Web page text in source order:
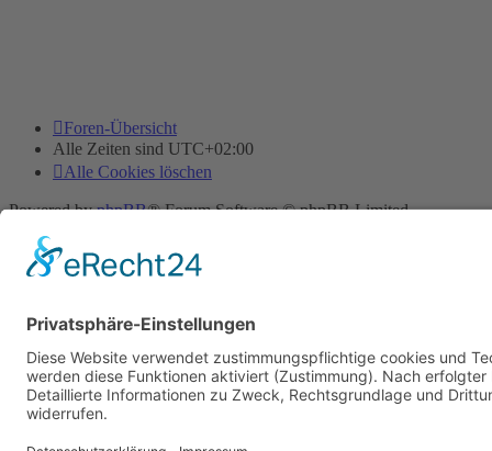
Foren-Übersicht
Alle Zeiten sind UTC+02:00
Alle Cookies löschen
Powered byphpBB® Forum Software © phpBB Limited
Deutsche Übersetzung durch
Datenschutz |Nutzungsbedingungen
Time: 0.008s| Peak Memory Usage: 10.11 MiB | GZIP: Off